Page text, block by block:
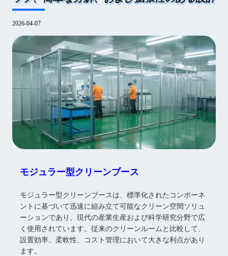
2026-04-07
モジュラー型クリーンブース
モジュラー型クリーンブースは、標準化されたコンポーネ
ントに基づいて迅速に組み立て可能なクリーン空間ソリュ
ーションであり、現代の産業生産および科学研究分野で広
く使用されています。従来のクリーンルームと比較して、
設置効率、柔軟性、コスト管理において大きな利点があり
ます。